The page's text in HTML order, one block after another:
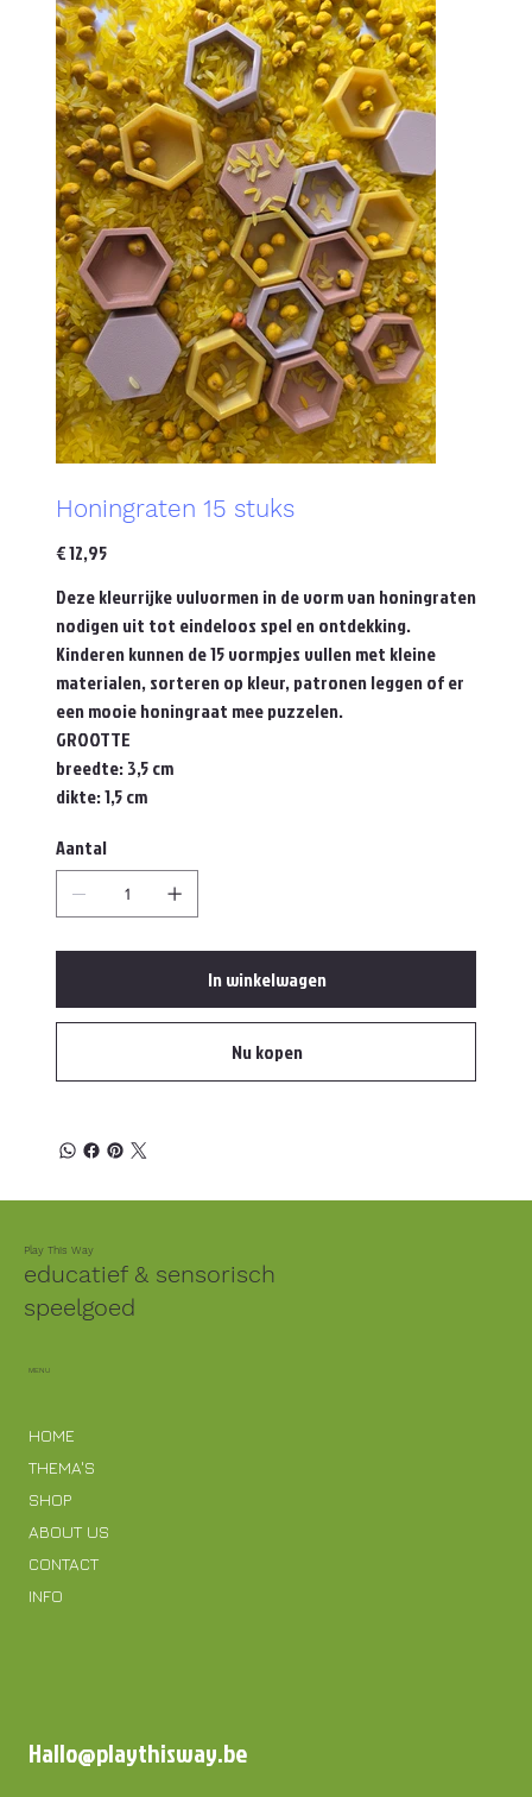
Honingraten 15 stuks
Prijs
€ 12,95
Deze kleurrijke vulvormen in de vorm van honingraten
nodigen uit tot eindeloos spel en ontdekking.
Kinderen kunnen de 15 vormpjes vullen met kleine
materialen, sorteren op kleur, patronen leggen of er
een mooie honingraat mee puzzelen.
GROOTTE
breedte: 3,5 cm
dikte: 1,5 cm
Aantal
In winkelwagen
Nu kopen
Play This Way
educatief & sensorisch
speelgoed
MENU
HOME
THEMA'S
SHOP
ABOUT US
CONTACT
INFO
Hallo@playthisway.be